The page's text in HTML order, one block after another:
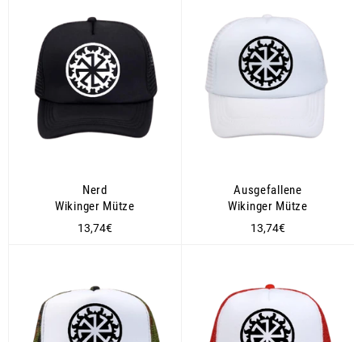
Nerd
Wikinger Mütze
Normaler
13,74€
Ausgefallene
Wikinger Mütze
Normaler
13,74€